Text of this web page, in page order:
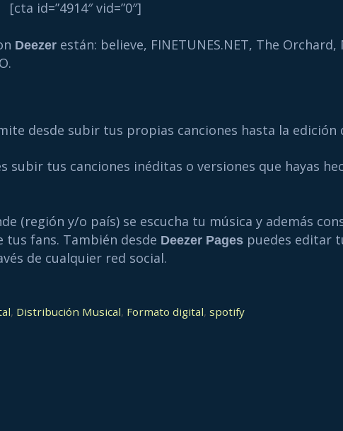
[cta id=”4914″ vid=”0″]
Deezer están: believe, FINETUNES.NET, The Orchard,
desde subir tus propias canciones hasta la edición
subir tus canciones inéditas o versiones que hayas
(región y/o país) se escucha tu música y además
fans. También desde Deezer Pages puedes editar
de cualquier red social.
, Distribución Musical, Formato digital,spotify